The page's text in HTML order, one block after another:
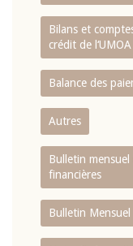
Bilans et
crédit de l‘UMOA
Balance des
Autres
Bulletin
financières
Bulletin